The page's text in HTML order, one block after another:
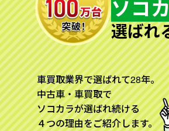
ソコ
選ばれ
車買取業界で選ばれて28年。
中古車・車買取で
ソコカラが選ばれ続ける
４つの理由をご紹介します。